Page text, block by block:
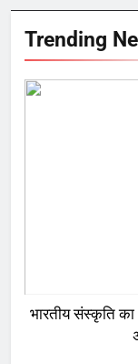
Trending
भारतीय संस्कृति का